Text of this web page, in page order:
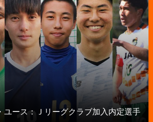
ユース：Ｊリーグクラブ加入内定選手